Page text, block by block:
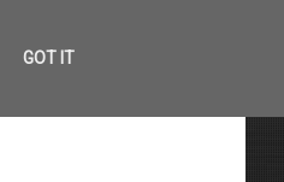
GOT IT